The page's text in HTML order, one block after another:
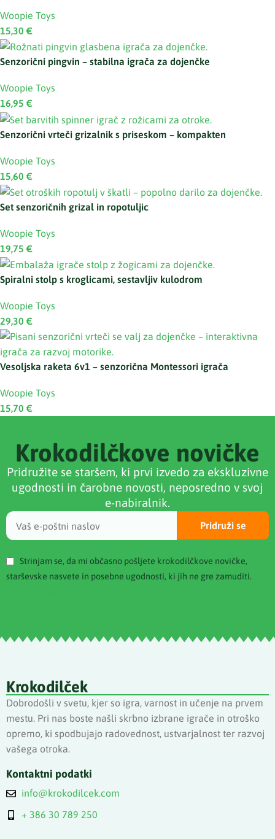
Woopie Toys
15,30 €
Senzorični pingvin – stabilna igrača za dojenčke
Woopie Toys
16,95 €
Senzorični vrteči grizalnik s priseskom – kompakten
Woopie Toys
15,60 €
Set senzoričnih grizal in ropotuljic
Woopie Toys
19,75 €
Spiralni stolp s kroglicami, sestavljiv kulodrom
Woopie Toys
29,30 €
Vesoljska raketa 6v1 – senzorična Montessori igrača
Woopie Toys
15,70 €
Krokodilčkove novičke
Pridružite se staršem, ki prvi izvedo za ekskluzivne
ugodnosti in čarobne novosti, neposredno v svoj
e-nabiralnik.
Strinjam se, da mi občasno pošljete krokodilčkove novičke,
starševske nasvete in posebne ugodnosti, ki jih ne gre zamuditi.
Pridruži se
Krokodilček
Dobrodošli v svetu, kjer so igra, varnost in učenje na prvem
mestu. Pri nas boste našli skrbno izbrane igrače in otroško
opremo, ki spodbujajo radovednost, ustvarjalnost ter razvoj
vašega otroka.
Kontaktni podatki
info@krokodilcek.com
+ 386 30 789 250